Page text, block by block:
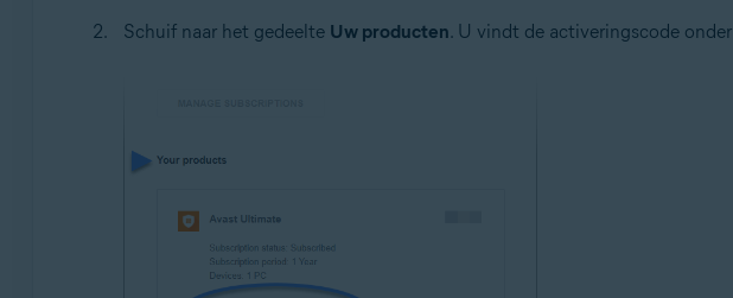
Schuif naar het gedeelte Uw producten. U vindt de activeringscode onder